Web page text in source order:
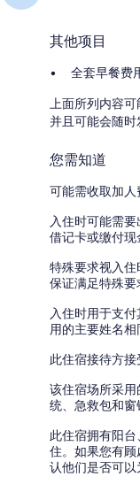
其他项目
全套早餐费
上面所列内容
并且可能会随时
您需知道
可能需收取加人
入住时可能需
借记卡或缴付
特殊要求视入
保证满足特殊要
入住时用于支
用的主要姓名相
此住宿接待方
该住宿场所采
统、急救包和窗
此住宿拥有阳
住。如果您有
认他们是否可